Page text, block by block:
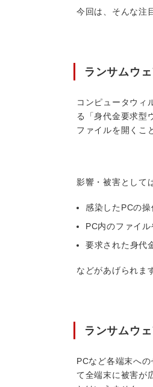
今回は、そんな注
ランサムウ
コンピュータウィ
る「身代金要求型
ファイルを開くこ
影響・被害として
感染したPCの操
PC内のファイ
要求された身代
などがあげられま
ランサムウ
PCなど各端末へ
て全端末に被害が